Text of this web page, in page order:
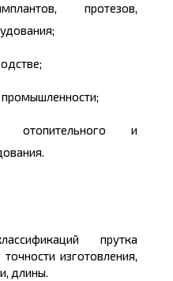
протезов,
промышленности;
отопительного и
прутка
изготовления,
длины.